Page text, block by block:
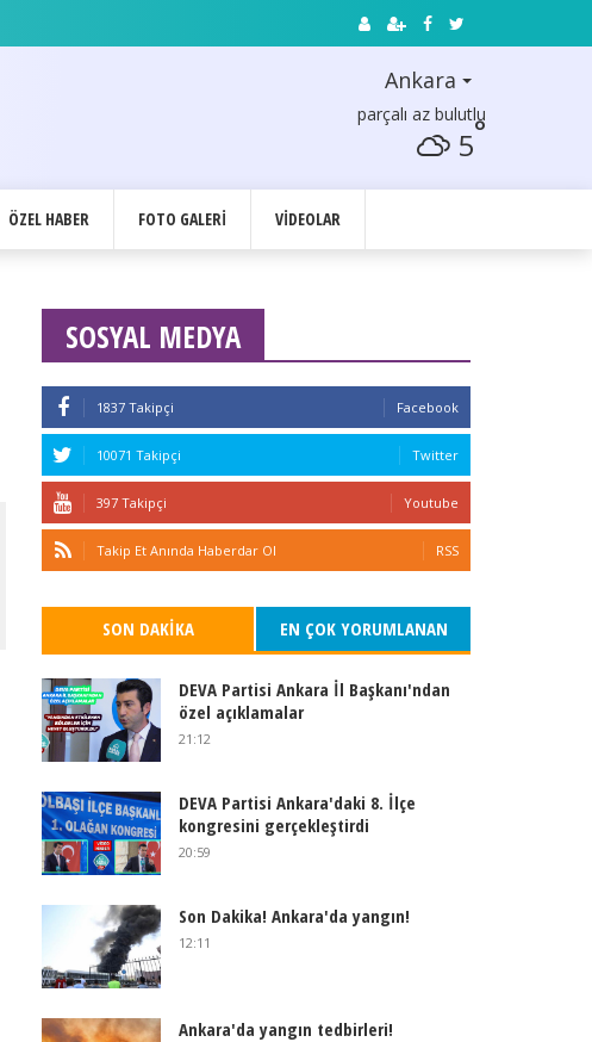
Ankara
parçalı az bulutlu
5°
ÖZEL HABER FOTO GALERI VIDEOLAR
SOSYAL MEDYA
1837 Takipçi Facebook
10071 Takipçi Twitter
397 Takipçi Youtube
Takip Et Anında Haberdar Ol RSS
SON DAKIKA EN ÇOK YORUMLANAN
DEVA Partisi Ankara İl Başkanı'ndan
özel açıklamalar
21:12
DEVA Partisi Ankara'daki 8. İlçe
kongresini gerçekleştirdi
20:59
Son Dakika! Ankara'da yangın!
12:11
Ankara'da yangın tedbirleri!